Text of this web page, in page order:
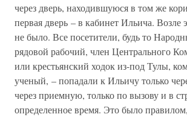
через дверь, находившуюся в том же
первая дверь – в кабинет Ильича. Возле
не было. Все посетители, будь то
рядовой рабочий, член Центрального
или крестьянский ходок из-под Тулы,
ученый, – попадали к Ильичу только
через приемную, только по вызову и в
определенное время. Это было